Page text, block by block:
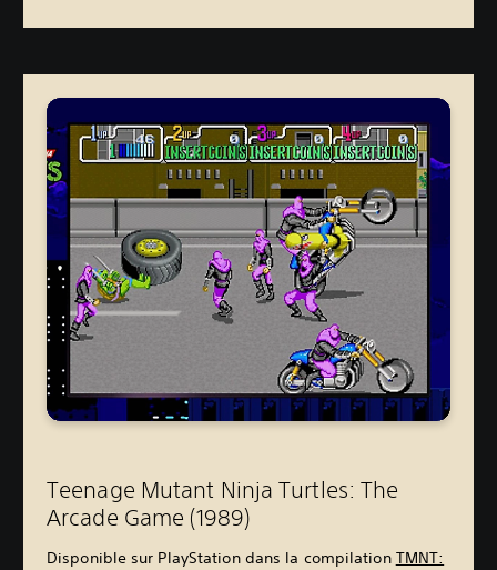
Teenage Mutant Ninja Turtles: The
Arcade Game (1989)
Disponible sur PlayStation dans la compilation TMNT: